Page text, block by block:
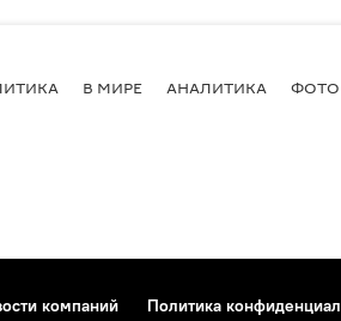
В МИРЕ АНАЛИТИКА ФОТО
компаний Политика